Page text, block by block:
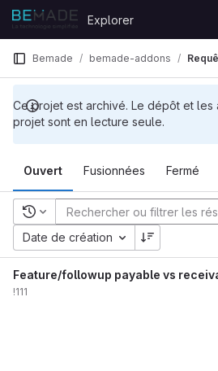
Skip to content
GitLab
Explorer
Ce projet est archivé. Le dépôt et les
projet sont en lecture seule.
Bemade bemade-addons
Ouvert Fusionnées Fermé
Recherches récentes
Date de création
Feature/followup payable vs
!111